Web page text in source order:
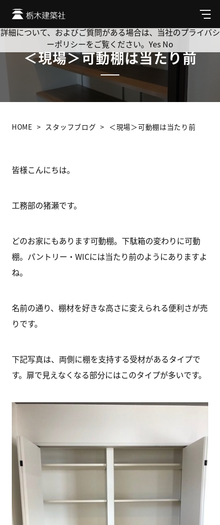
メ
ニ
ュ
＜現場＞可動棚は当たり前
HOME スタッフブログ ＜現場＞可動棚は当たり前
皆様こんにちは。
工務部の猪瀬です。
どのお家にもあります可動棚。下駄箱の変わりに可動
棚。パントリー・WICには当たり前のようにありますよ
ね。
名前の通り、棚材を好きな高さに変えられる便利さが売
りです。
下記写真は、両側に棚を支持する受材があるタイプで
す。扉で見えなくなる部分にはこのタイプが多いです。
Cookie を使用して、お客様の活動を追跡してもよろしいです
か? 当社ではお客様のプライバシーを極めて重視しています。
詳細について、およびご質問がある場合は、当社のプライバシ
ーポリシーをご覧ください。 Yes No